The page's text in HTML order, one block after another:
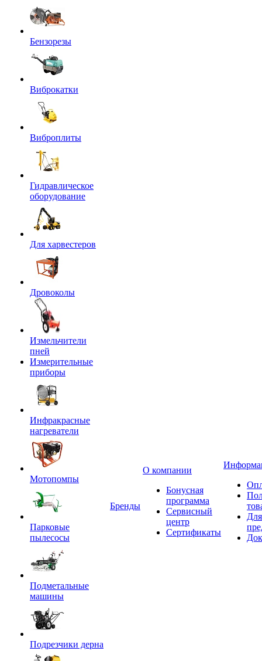
Бензорезы
Виброкатки
Виброплиты
Гидравлическое
оборудование
Для харвестеров
Дровоколы
Измельчители
пней
Измерительные
приборы
Инфракрасные
нагреватели
Мотопомпы
Парковые
пылесосы
Подметальные
машины
Подрезчики дерна
Бренды
О компании
Бонусная
программа
Сервисный
центр
Сертификаты
Для